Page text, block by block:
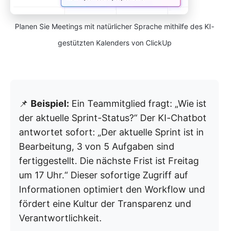
Planen Sie Meetings mit natürlicher Sprache mithilfe des KI-
gestützten Kalenders von ClickUp
📌 Beispiel: Ein Teammitglied fragt: „Wie ist
der aktuelle Sprint-Status?“ Der KI-Chatbot
antwortet sofort: „Der aktuelle Sprint ist in
Bearbeitung, 3 von 5 Aufgaben sind
fertiggestellt. Die nächste Frist ist Freitag
um 17 Uhr.“ Dieser sofortige Zugriff auf
Informationen optimiert den Workflow und
fördert eine Kultur der Transparenz und
Verantwortlichkeit.